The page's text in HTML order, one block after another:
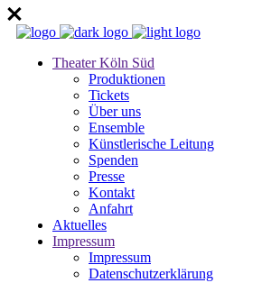
Theater Köln Süd
Produktionen
Tickets
Über uns
Ensemble
Künstlerische Leitung
Spenden
Presse
Kontakt
Anfahrt
Aktuelles
Impressum
Impressum
Datenschutzerklärung